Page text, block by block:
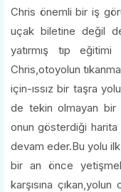
Chris önemli bir iş
uçak biletine değil
yatırmış tıp
Chris,otoyolun
için-ıssız bir taşra
de tekin olmayan bir
onun gösterdiği harita
devam eder.Bu yolu
bir an önce
karşısına